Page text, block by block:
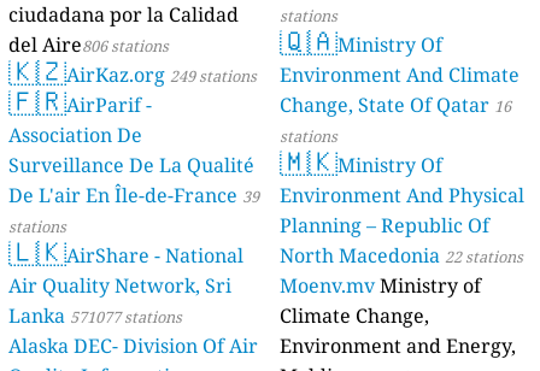
ciudadana por la Calidad
del Aire806 stations
🇰🇿AirKaz.org 249 stations
🇫🇷AirParif -
Association De
Surveillance De La Qualité
De L'air En Île-de-France 39
stations
🇱🇰AirShare - National
Air Quality Network, Sri
Lanka 571077 stations
Alaska DEC- Division Of Air
stations
🇶🇦Ministry Of
Environment And Climate
Change, State Of Qatar 16
stations
🇲🇰Ministry Of
Environment And Physical
Planning – Republic Of
North Macedonia 22 stations
Moenv.mvMinistry of
Climate Change,
Environment and Energy,